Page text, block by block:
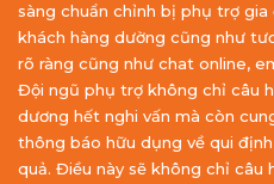
sàng chuẩn chỉnh bị phụ trợ gia
khách hàng dường cũng như
rõ ràng cũng như chat online,
Đội ngũ phụ trợ không chỉ câu
dương hết nghi vấn mà còn
thông báo hữu dụng về qui
quả. Điều này sẽ không chỉ câu